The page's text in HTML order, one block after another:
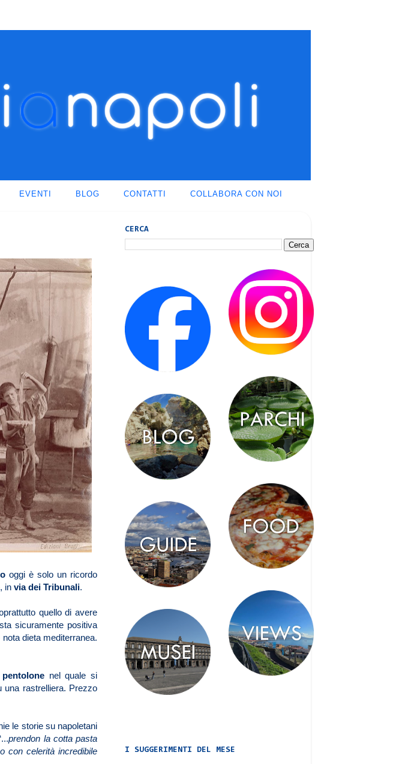
EVENTI BLOG CONTATTI COLLABORA CON NOI
oggi è solo un ricordo
in via dei Tribunali.
quello di avere
sicuramente positiva
dieta mediterranea.
nel quale si
una rastrelliera. Prezzo
le storie su napoletani
prendon la cotta pasta
con celerità incredibile
CERCA
I SUGGERIMENTI DEL MESE